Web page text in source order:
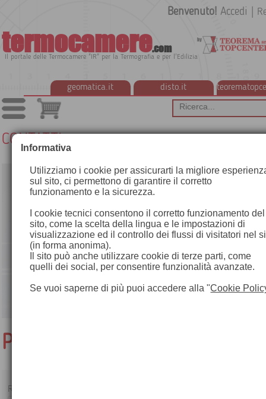
termocamere.com
Il portale delle Termocamere "IR" per la Termografia e per l'Edilizia
geomatica.it disto.it
Benvenuto! Accedi
CONTATTI
PER CONTATTARCI
Riferimento articolo:
Informativa
Utilizziamo i cookie per assicurarti la migliore
sul sito, ci permettono di garantire il corretto
funzionamento e la sicurezza.
I cookie tecnici consentono il corretto funzionamento del
sito, come la scelta della lingua e le impostazioni di
visualizzazione ed il controllo dei flussi di visitatori nel
(in forma anonima).
Il sito può anche utilizzare cookie di terze parti, come
quelli dei social, per consentire funzionalità avanzate.
Se vuoi saperne di più puoi accedere alla "Cookie